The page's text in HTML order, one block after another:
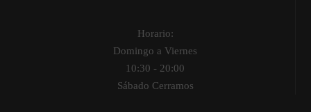
Horario:
Domingo a Viernes
10:30 - 20:00
Sábado Cerramos